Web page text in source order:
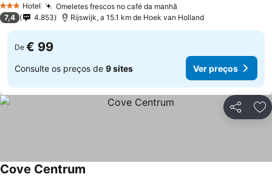
3 EstrelasHotel Omeletes frescos no café da manhã
7,4 4.853 Rijswijk, a 15.1 km de Hoek van Holland
De € 99
Consulte os preços de 9 sites Ver preços
Partilhar
Cove Centrum